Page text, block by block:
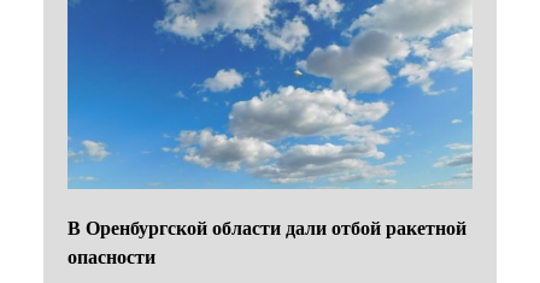
В Оренбургской области дали отбой ракетной
опасности